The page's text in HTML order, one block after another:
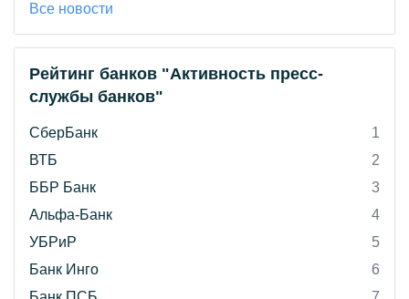
Все новости
Рейтинг банков "Активность пресс-
службы банков"
СберБанк
1
ВТБ
2
ББР Банк
3
Альфа-Банк
4
УБРиР
5
Банк Инго
6